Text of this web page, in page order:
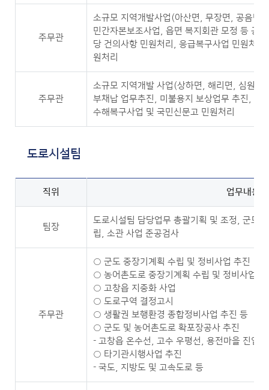
주무관
소규모 지역개발사업(아산면, 무장면, 공음면,
민간자본보조사업, 읍면 복지회관 모정 등 공
당 건의사항 민원처리, 응급복구사업 민원처
원처리
주무관
소규모 지역개발 사업(상하면, 해리면, 심원면
부채납 업무추진, 미불용지 보상업무 추진, 공
수해복구사업 및 국민신문고 민원처리
도로시설팀
직위 업무내용
팀장
도로시설팀 담당업무 총괄기획 및 조정, 군도
립, 소관 사업 준공검사
주무관
○ 군도 중장기계획 수립 및 정비사업 추진
○ 농어촌도로 중장기계획 수립 및 정비사업 추
○ 고창읍 지중화 사업
○ 도로구역 결정고시
○ 생활권 보행환경 종합정비사업 추진 등
○ 군도 및 농어촌도로 확포장공사 추진
- 고창읍 온수선, 고수 우평선, 용전마을 진입
○ 타기관시행사업 추진
- 국도, 지방도 및 고속도로 등